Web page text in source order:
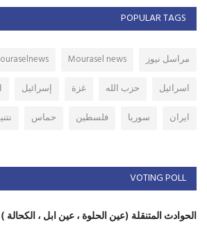
POPULAR TAGS
مراسل نيوز Mourasel news
اسرائيل
حزب الله غزة إسرائيل
ايران
سوريا فلسطين حماس
VOTING POLL
الحوادث المتنقلة (عين الحلوة ، عين ابل ، الكحالة